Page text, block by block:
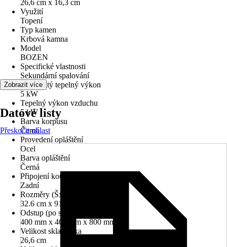
26,6 cm x 16,3 cm
Využití
Topení
Typ kamen
Krbová kamna
Model
BOZEN
Specifické vlastnosti
Sekundární spalování
Jmenovitý tepelný výkon
5 kW
Tepelný výkon vzduchu
5 kW
Barva korpusu
Černá
Provedení opláštění
Ocel
Barva opláštění
Černá
Připojení kouřovodu
Zadní
Rozměry (ŠxVxH)
32.6 cm x 91.0 cm x 32.6 cm
Odstup (po straně/vzadu/vpředu)
400 mm x 400 mm x 800 mm
Velikost skla výška
26,6 cm
Zobrazit více
Datové listy
Přeskočit oblast